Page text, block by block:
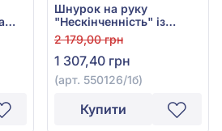
Шнурок на руку
"Нескінченність" із
срібла 925° з фіанітом/
куб.цирконієм, арт.
550126/1б
2 179,00 грн
1 307,40 грн
(арт. 550126/1б)
Купити